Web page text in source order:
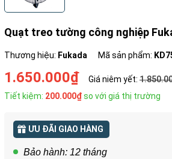
Quạt treo tường công nghiệp
Thương hiệu: Fukada Mã sản phẩm:
1.650.000₫ Giá niêm yết:
Tiết kiệm: 200.000₫so với giá thị trường
ƯU ĐÃI GIAO HÀNG
Bảo hành: 12 tháng